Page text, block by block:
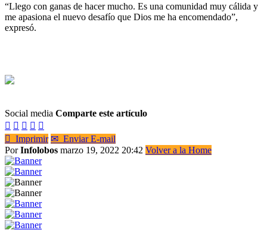
“Llego con ganas de hacer mucho. Es una comunidad muy cálida y
me apasiona el nuevo desafío que Dios me ha encomendado”,
expresó.
Social media Comparte este artículo
    
 Imprimir ✉ Enviar E-mail
PorInfolobos marzo 19, 2022 20:42 Volver a la Home